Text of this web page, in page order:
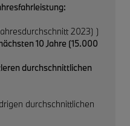
2023) )
10 Jahre (15.000
durchschnittlichen
durchschnittlichen